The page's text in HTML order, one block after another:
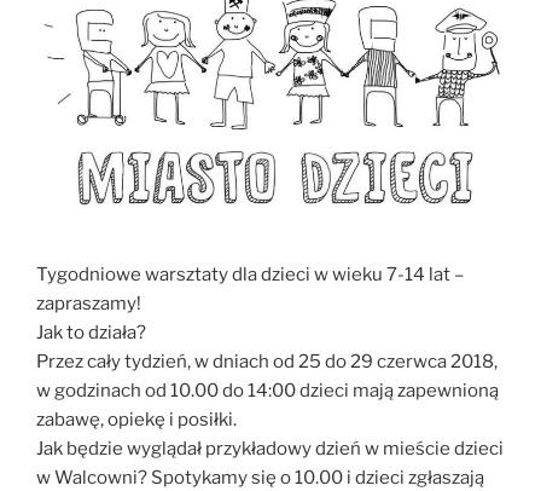
Tygodniowe warsztaty dla dzieci w wieku 7-14 lat –
zapraszamy!
Jak to działa?
Przez cały tydzień, w dniach od 25 do 29 czerwca 2018,
w godzinach od 10.00 do 14:00 dzieci mają zapewnioną
zabawę, opiekę i posiłki.
Jak będzie wyglądał przykładowy dzień w mieście dzieci
w Walcowni? Spotykamy się o 10.00 i dzieci zgłaszają